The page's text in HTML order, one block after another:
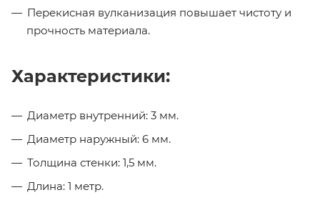
Перекисная вулканизация повышает чистоту и
прочность материала.
Характеристики:
Диаметр внутренний: 3 мм.
Диаметр наружный: 6 мм.
Толщина стенки: 1,5 мм.
Длина: 1 метр.